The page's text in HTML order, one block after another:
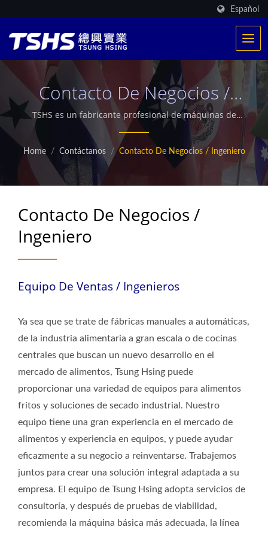
Español
Contacto De Negocios /
Ingeniero
TSHS es un fabricante profesional de máquinas de
alimentos. Contamos con un sistema de calefacción
patentado exclusivo. Hemos proporcionado más de
500 producciones de fritura en todo el mundo.
También ofrecemos secadores industriales de
microondas personalizados.
Home / Contáctanos / Contacto De Negocios / Ingeniero
Contacto De Negocios /
Ingeniero
Equipo De Ventas / Ingenieros
Ya sea que se trate de fábricas manuales a automáticas,
de la industria alimentaria a gran escala o de cocinas
centrales que buscan un nuevo desarrollo en el
mercado de alimentos, Tsung Hsing puede
proporcionar una variedad de equipos para alimentos
fritos y soluciones de secado industrial. Nuestro
equipo tiene una gran experiencia en el mercado de
alimentos y experiencia en equipos, y puede ayudar
eficazmente a su negocio a reinventarse. Trabajemos
juntos para crear una solución integral adaptada a su
empresa. El equipo de Tsung Hsing adopta servicios de
consultoría, y después de pruebas de viabilidad,
recomienda la máquina básica más adecuada, la línea